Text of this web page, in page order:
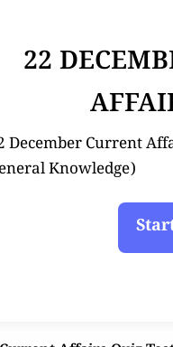
22
December Current
Knowledge)